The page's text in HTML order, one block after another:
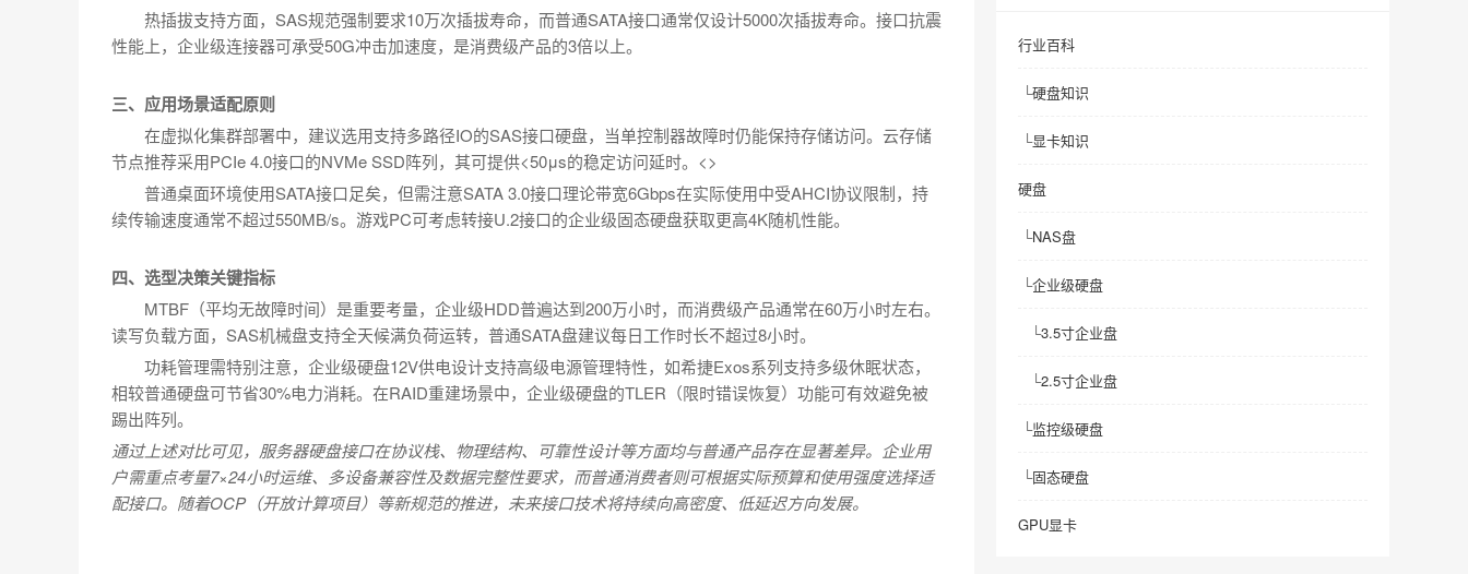
热插拔支持方面，SAS规范强制要求10万次插拔寿命，而普通SATA接口通常仅设计5000次插拔寿命。接口抗震
性能上，企业级连接器可承受50G冲击加速度，是消费级产品的3倍以上。
三、应用场景适配原则
在虚拟化集群部署中，建议选用支持多路径IO的SAS接口硬盘，当单控制器故障时仍能保持存储访问。云存储
节点推荐采用PCIe 4.0接口的NVMe SSD阵列，其可提供<50μs的稳定访问延时。<>
普通桌面环境使用SATA接口足矣，但需注意SATA 3.0接口理论带宽6Gbps在实际使用中受AHCI协议限制，持
续传输速度通常不超过550MB/s。游戏PC可考虑转接U.2接口的企业级固态硬盘获取更高4K随机性能。
四、选型决策关键指标
MTBF（平均无故障时间）是重要考量，企业级HDD普遍达到200万小时，而消费级产品通常在60万小时左右。
读写负载方面，SAS机械盘支持全天候满负荷运转，普通SATA盘建议每日工作时长不超过8小时。
功耗管理需特别注意，企业级硬盘12V供电设计支持高级电源管理特性，如希捷Exos系列支持多级休眠状态，
相较普通硬盘可节省30%电力消耗。在RAID重建场景中，企业级硬盘的TLER（限时错误恢复）功能可有效避免被
踢出阵列。
通过上述对比可见，服务器硬盘接口在协议栈、物理结构、可靠性设计等方面均与普通产品存在显著差异。企业用
户需重点考量7×24小时运维、多设备兼容性及数据完整性要求，而普通消费者则可根据实际预算和使用强度选择适
配接口。随着OCP（开放计算项目）等新规范的推进，未来接口技术将持续向高密度、低延迟方向发展。
行业百科
└硬盘知识
└显卡知识
硬盘
└NAS盘
└企业级硬盘
└3.5寸企业盘
└2.5寸企业盘
└监控级硬盘
└固态硬盘
GPU显卡